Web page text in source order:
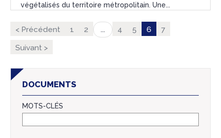
végétalisés du territoire métropolitain. Une...
< Précédent 1 2 ... 4 5 6 7
Suivant >
DOCUMENTS
MOTS-CLÉS